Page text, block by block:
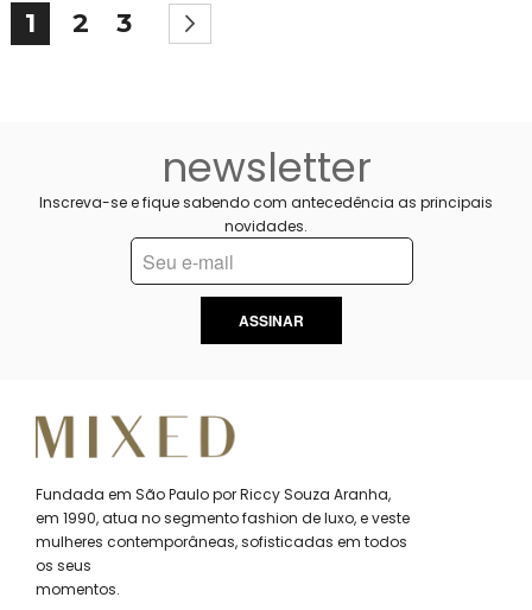
Página
Você esta lendo a pagina
1 Página
2 Página
3
newsletter
Inscreva-se e fique sabendo com antecedência as principais
novidades.
ASSINAR
Fundada em São Paulo por Riccy Souza Aranha,
em 1990, atua no segmento fashion de luxo, e veste
mulheres contemporâneas, sofisticadas em todos
os seus
momentos.